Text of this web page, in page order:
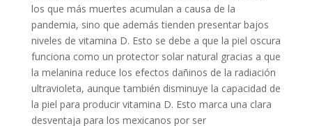
los que más muertes acumulan a causa de la
pandemia, sino que además tienden presentar bajos
niveles de vitamina D. Esto se debe a que la piel oscura
funciona como un protector solar natural gracias a que
la melanina reduce los efectos dañinos de la radiación
ultravioleta, aunque también disminuye la capacidad de
la piel para producir vitamina D. Esto marca una clara
desventaja para los mexicanos por ser